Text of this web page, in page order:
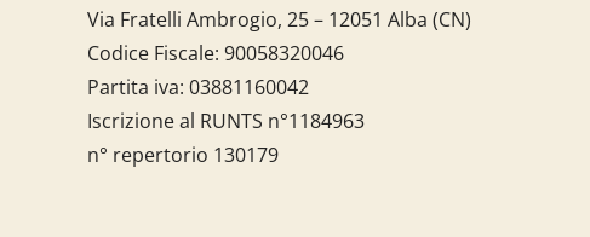
Via Fratelli Ambrogio, 25 – 12051 Alba (CN)
Codice Fiscale: 90058320046
Partita iva: 03881160042
Iscrizione al RUNTS n°1184963
n° repertorio 130179